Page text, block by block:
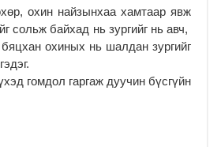
охин найзынхаа хамтаар явж
сольж байхад нь зургийг нь авч,
охиных нь шалдан зургийг
гомдол гаргаж дуучин бүсгүйн